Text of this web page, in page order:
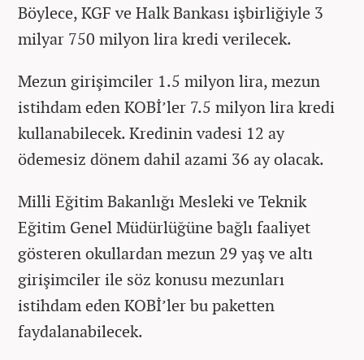
Böylece, KGF ve Halk Bankası işbirliğiyle 3
milyar 750 milyon lira kredi verilecek.
Mezun girişimciler 1.5 milyon lira, mezun
istihdam eden KOBİ’ler 7.5 milyon lira kredi
kullanabilecek. Kredinin vadesi 12 ay
ödemesiz dönem dahil azami 36 ay olacak.
Milli Eğitim Bakanlığı Mesleki ve Teknik
Eğitim Genel Müdürlüğüne bağlı faaliyet
gösteren okullardan mezun 29 yaş ve altı
girişimciler ile söz konusu mezunları
istihdam eden KOBİ’ler bu paketten
faydalanabilecek.